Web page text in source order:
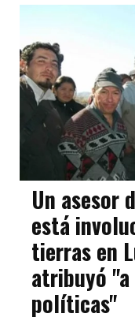
Un asesor
está
tierras en
atribuyó
políticas"